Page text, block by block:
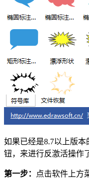
如果已经是8.7以上版
钮，来进行反激活操作
第一步： 点击软件上方